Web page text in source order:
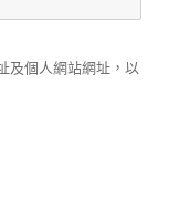
及個人網站網址，以